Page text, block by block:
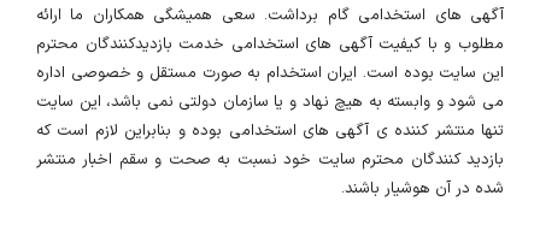
آگهی های استخدامی گام برداشت. سعی همیشگی همکاران ما ارائه
مطلوب و با کیفیت آگهی های استخدامی خدمت بازدیدکنندگان محترم
این سایت بوده است. ایران استخدام به صورت مستقل و خصوصی اداره
می شود و وابسته به هیچ نهاد و یا سازمان دولتی نمی باشد، این سایت
تنها منتشر کننده ی آگهی های استخدامی بوده و بنابراین لازم است که
بازدید کنندگان محترم سایت خود نسبت به صحت و سقم اخبار منتشر
شده در آن هوشیار باشند.